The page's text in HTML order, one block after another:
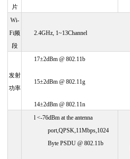
片
Wi-
Fi频
段
2.4GHz, 1~13Channel
发射
功率
17±2dBm @ 802.11b
15±2dBm @ 802.11g
14±2dBm @ 802.11n
l<-76dBm at the antenna
port,QPSK,11Mbps,1024
Byte PSDU @ 802.11b